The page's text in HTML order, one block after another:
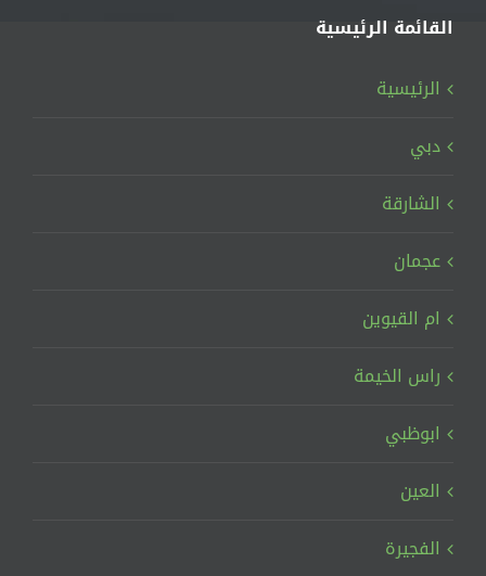
القائمة الرئيسية
الرئيسية
دبي
الشارقة
عجمان
ام القيوين
راس الخيمة
ابوظبي
العين
الفجيرة